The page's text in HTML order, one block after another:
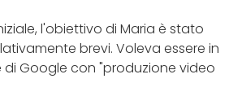
l'obiettivo di Maria è stato
brevi. Voleva essere in
di Google con "produzione video